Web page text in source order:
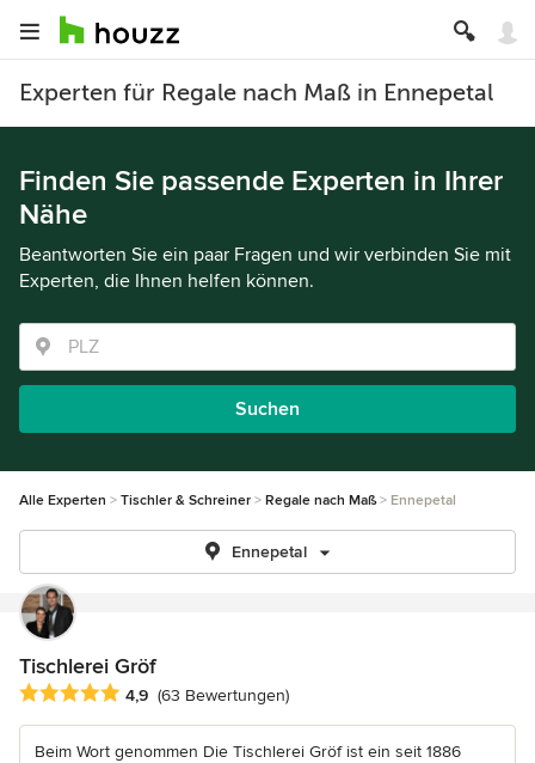
Experten für Regale nach Maß in Ennepetal
Finden Sie passende Experten in Ihrer
Nähe
Beantworten Sie ein paar Fragen und wir verbinden Sie mit
Experten, die Ihnen helfen können.
Suchen
Alle Experten Tischler & Schreiner Regale nach Maß Ennepetal
Ennepetal
Tischlerei Gröf
Durchschnittliche Bewertung: 4.9 von 5 Sternen
4,9 (63 Bewertungen)
Beim Wort genommen Die Tischlerei Gröf ist ein seit 1886